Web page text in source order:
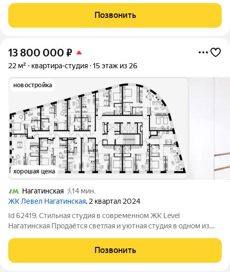
Селигерская. Огороженная территория , двор без машин, двор-
парк с детскими
Позвонить
13 800 000 ₽
22 м² квартира-студия 15 этаж из 26
новостройка
хорошая цена
Нагатинская
14 мин.
ЖК Левел Нагатинская, 2 квартал 2024
Id 62419. Стильная студия в современном ЖК Level
Нагатинская Продаётся светлая и уютная студия в одном из
Нагатинская. Идеальный вариант для жизни, инвестиций или
аренды: квартира полностью
Позвонить